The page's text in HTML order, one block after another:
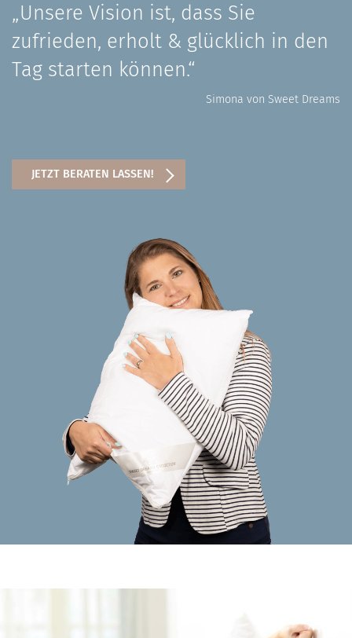
„Unsere Vision ist, dass Sie
zufrieden, erholt & glücklich in den
Tag starten können.“
Simona von Sweet Dreams
JETZT BERATEN LASSEN!